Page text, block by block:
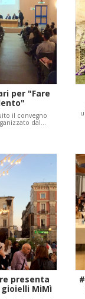
per "Fare
il convegno
dal…
presenta
MiMì